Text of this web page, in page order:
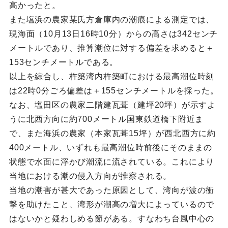
高かったと。
また塩浜の農家某氏方倉庫内の潮痕による測定では、
現海面（10月13日16時10分）からの高さは342センチ
メートルであり、推算潮位に対する偏差を求めると＋
153センチメートルである。
以上を綜合し、杵築湾内杵築町における最高潮位時刻
は22時0分ごろ偏差は＋155センチメートルを採った。
なお、塩田区の農家二階建瓦葺（建坪20坪）が示すよ
うに北西方向に約700メートル国東鉄道橋下附近ま
で、また海浜の農家（本家瓦葺15坪）が西北西方に約
400メートル、いずれも最高潮位時前後にそのままの
状態で水面に浮かび潮流に流されている。これにより
当地における潮の侵入方向が推察される。
当地の潮害が甚大であった原因として、湾向が波の衝
撃を助けたこと、湾形が潮高の増大によっているので
はないかと疑わしめる節がある。すなわち台風中心の